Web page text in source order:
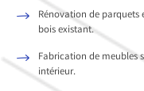
Rénovation de parquets
bois existant.
Fabrication de meubles
intérieur.